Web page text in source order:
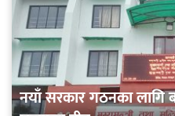
नयाँ सरकार गठनका लागि